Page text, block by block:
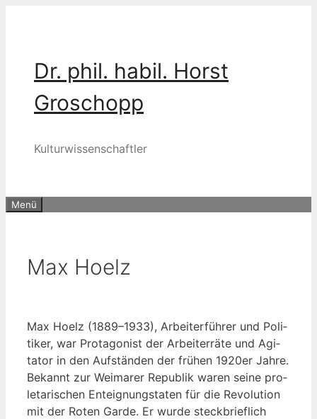
Dr. phil. habil. Horst
Groschopp
Kulturwissenschaftler
Menü
Max Hoelz
Max Hoelz (1889–1933), Arbei­ter­füh­rer und Poli­
ti­ker, war Prot­ago­nist der Arbei­ter­rä­te und Agi­
ta­tor in den Auf­stän­den der frü­hen 1920er Jah­re.
Bekannt zur Wei­ma­rer Repu­blik waren sei­ne pro­
le­ta­ri­schen Ent­eig­nungs­ta­ten für die Revo­lu­ti­on
mit der Roten Gar­de. Er wur­de steck­brief­lich